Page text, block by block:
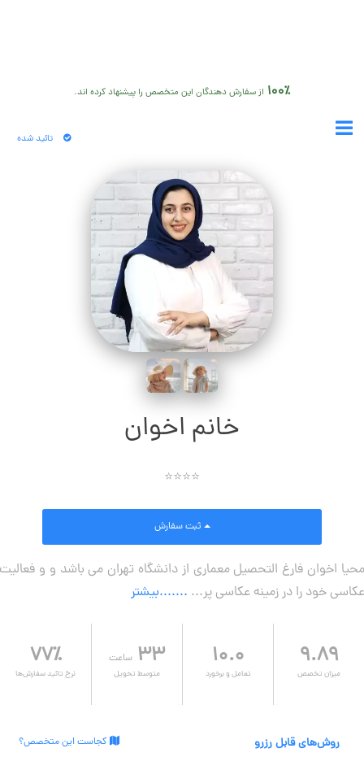
100٪ از سفارش دهندگان این متخصص را پیشنهاد کرده اند.
تائید شده
خانم اخوان
⭐⭐⭐⭐
محیا اخوان فارغ التحصیل معماری از دانشگاه تهران می باشد و و فعالیت
عکاسی خود را در زمینه عکاسی پر... .......بیشتر
۹.۸۹
میزان تخصص
۱۰.۰
تعامل و برخورد
۳۳ ساعت
متوسط تحویل
۷۷٪
نرخ تائید سفارش‌ها
روش‌های قابل رزرو کجاست این متخصص؟